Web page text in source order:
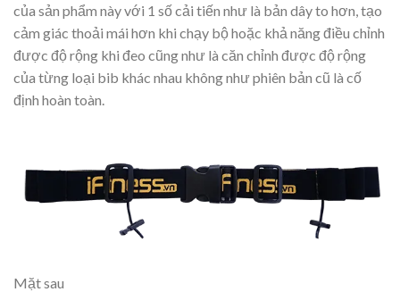
của sản phẩm này với 1 số cải tiến như là bản dây to hơn, tạo
cảm giác thoải mái hơn khi chạy bộ hoặc khả năng điều chỉnh
được độ rộng khi đeo cũng như là căn chỉnh được độ rộng
của từng loại bib khác nhau không như phiên bản cũ là cố
định hoàn toàn.
Mặt sau